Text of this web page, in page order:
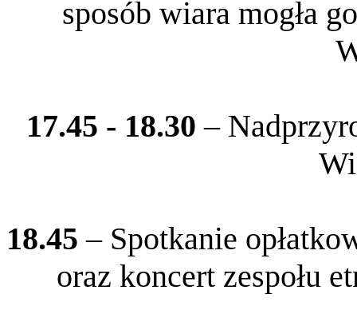
sposób wiara mogła
17.45 - 18.30 –
18.45 – Spotkanie
oraz koncert zespołu